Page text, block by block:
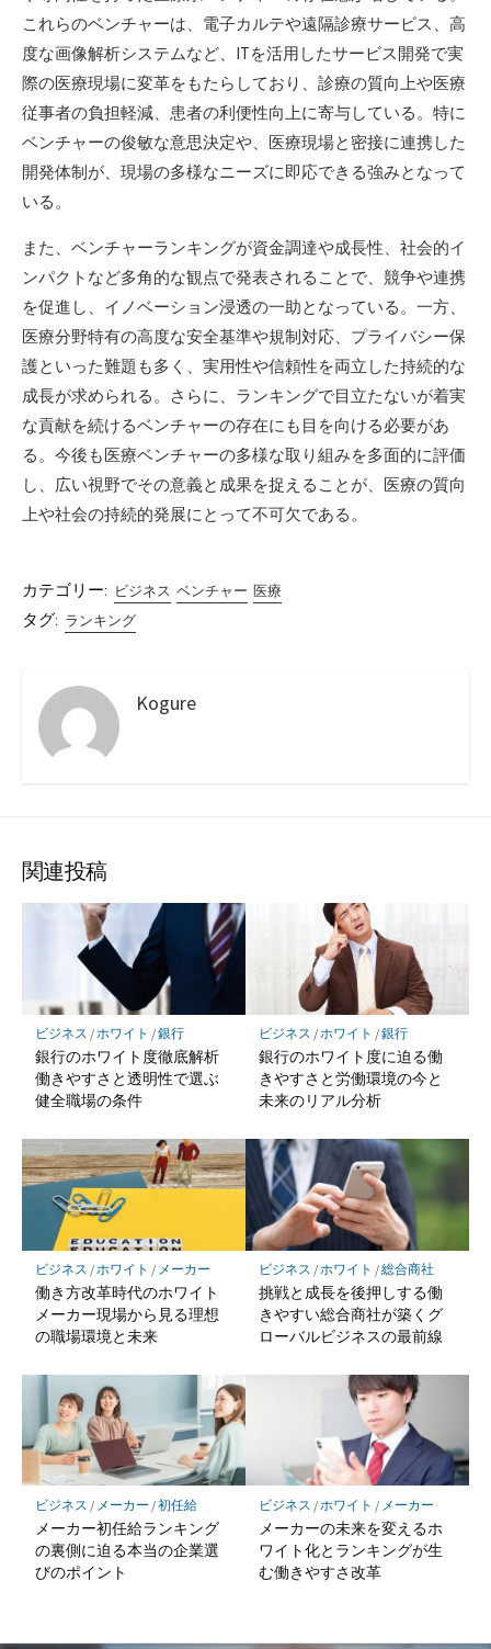
これらのベンチャーは、電子カルテや遠隔診療サービス、高
度な画像解析システムなど、ITを活用したサービス開発で実
際の医療現場に変革をもたらしており、診療の質向上や医療
従事者の負担軽減、患者の利便性向上に寄与している。特に
ベンチャーの俊敏な意思決定や、医療現場と密接に連携した
開発体制が、現場の多様なニーズに即応できる強みとなって
いる。
また、ベンチャーランキングが資金調達や成長性、社会的イ
ンパクトなど多角的な観点で発表されることで、競争や連携
を促進し、イノベーション浸透の一助となっている。一方、
医療分野特有の高度な安全基準や規制対応、プライバシー保
護といった難題も多く、実用性や信頼性を両立した持続的な
成長が求められる。さらに、ランキングで目立たないが着実
な貢献を続けるベンチャーの存在にも目を向ける必要があ
る。今後も医療ベンチャーの多様な取り組みを多面的に評価
し、広い視野でその意義と成果を捉えることが、医療の質向
上や社会の持続的発展にとって不可欠である。
カテゴリー: ビジネス ベンチャー 医療
タグ: ランキング
Kogure
関連投稿
ビジネス /ホワイト /銀行
銀行のホワイト度徹底解析
働きやすさと透明性で選ぶ
健全職場の条件
ビジネス /ホワイト /銀行
銀行のホワイト度に迫る働
きやすさと労働環境の今と
未来のリアル分析
ビジネス /ホワイト / メーカー
働き方改革時代のホワイト
メーカー現場から見る理想
の職場環境と未来
ビジネス /ホワイト /総合商社
挑戦と成長を後押しする働
きやすい総合商社が築くグ
ローバルビジネスの最前線
ビジネス / メーカー /初任給
メーカー初任給ランキング
の裏側に迫る本当の企業選
びのポイント
ビジネス / ホワイト / メーカー
メーカーの未来を変えるホ
ワイト化とランキングが生
む働きやすさ改革